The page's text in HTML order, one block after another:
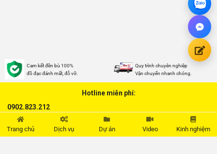
Cam kết đền bù 100%
đồ đạc đánh mất, đỗ vỡ.
Quy trình chuyên nghiệp
Vận chuyển nhanh chóng.
Hotline miễn phí:
0902.823.212
THÔNG TIN
Trang chủ Dịch vụ Dự án Video Kinh nghiệm